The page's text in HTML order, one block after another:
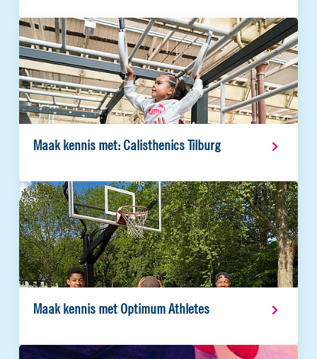
Maak kennis met: Calisthenics Tilburg
Maak kennis met Optimum Athletes